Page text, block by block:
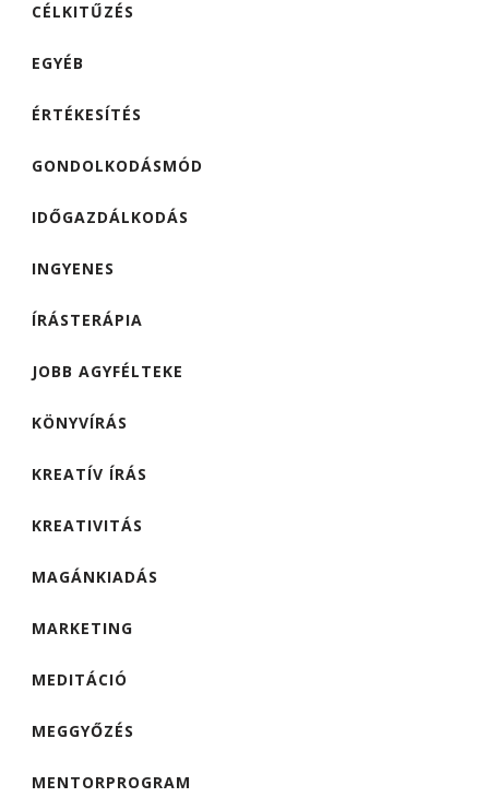
CÉLKITŰZÉS
EGYÉB
ÉRTÉKESÍTÉS
GONDOLKODÁSMÓD
IDŐGAZDÁLKODÁS
INGYENES
ÍRÁSTERÁPIA
JOBB AGYFÉLTEKE
KÖNYVÍRÁS
KREATÍV ÍRÁS
KREATIVITÁS
MAGÁNKIADÁS
MARKETING
MEDITÁCIÓ
MEGGYŐZÉS
MENTORPROGRAM